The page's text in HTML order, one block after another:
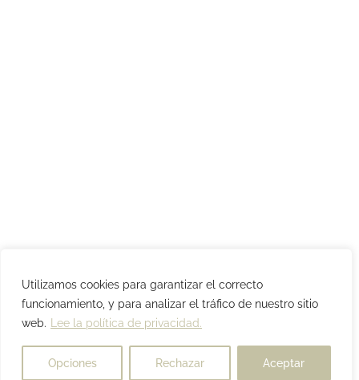
Utilizamos cookies para garantizar el correcto
funcionamiento, y para analizar el tráfico de nuestro sitio
web.
Lee la política de privacidad.
Opciones Rechazar Aceptar